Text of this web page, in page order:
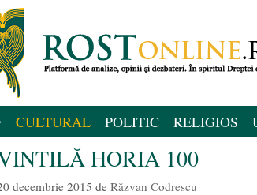
CULTURAL POLITIC RELIGIOS
HORIA 100
decembrie 2015 de Răzvan Codrescu